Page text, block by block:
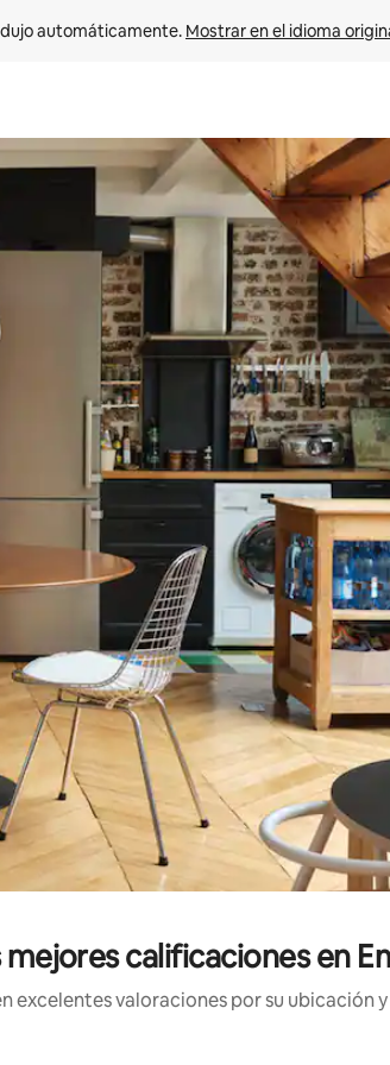
automáticamente. Mostrar en el idioma
arriba y hacia abajo o explora con el tacto o
calificaciones en
excelentes valoraciones por su ubicación